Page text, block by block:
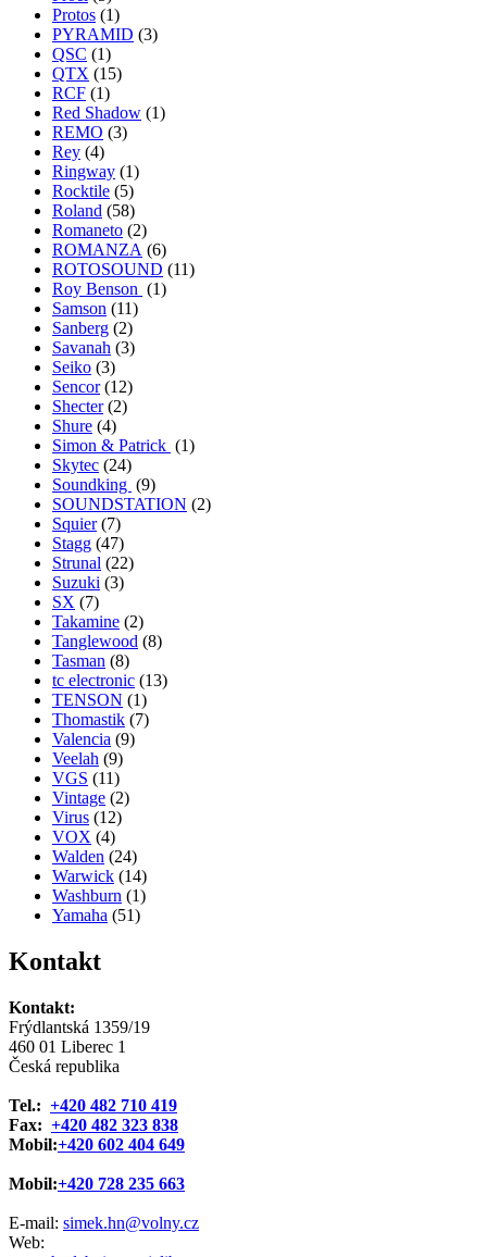
Protos (1)
PYRAMID (3)
QSC (1)
QTX (15)
RCF (1)
Red Shadow (1)
REMO (3)
Rey (4)
Ringway (1)
Rocktile (5)
Roland (58)
Romaneto (2)
ROMANZA (6)
ROTOSOUND (11)
Roy Benson (1)
Samson (11)
Sanberg (2)
Savanah (3)
Seiko (3)
Sencor(12)
Shecter(2)
Shure (4)
Simon & Patrick (1)
Skytec (24)
Soundking (9)
SOUNDSTATION (2)
Squier(7)
Stagg (47)
Strunal (22)
Suzuki (3)
SX (7)
Takamine (2)
Tanglewood (8)
Tasman (8)
tc electronic (13)
TENSON (1)
Thomastik (7)
Valencia (9)
Veelah (9)
VGS (11)
Vintage (2)
Virus (12)
VOX (4)
Walden (24)
Warwick (14)
Washburn (1)
Yamaha (51)
Kontakt
Kontakt:
Frýdlantská 1359/19
460 01 Liberec 1
Česká republika
Tel.: +420 482 710 419
Fax: +420 482 323 838
Mobil:+420 602 404 649
Mobil:+420 728 235 663
E-mail: simek.hn@volny.cz
Web: